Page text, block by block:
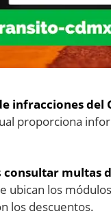
infracciones del
proporciona
consultar multas
ubican los
los descuentos.